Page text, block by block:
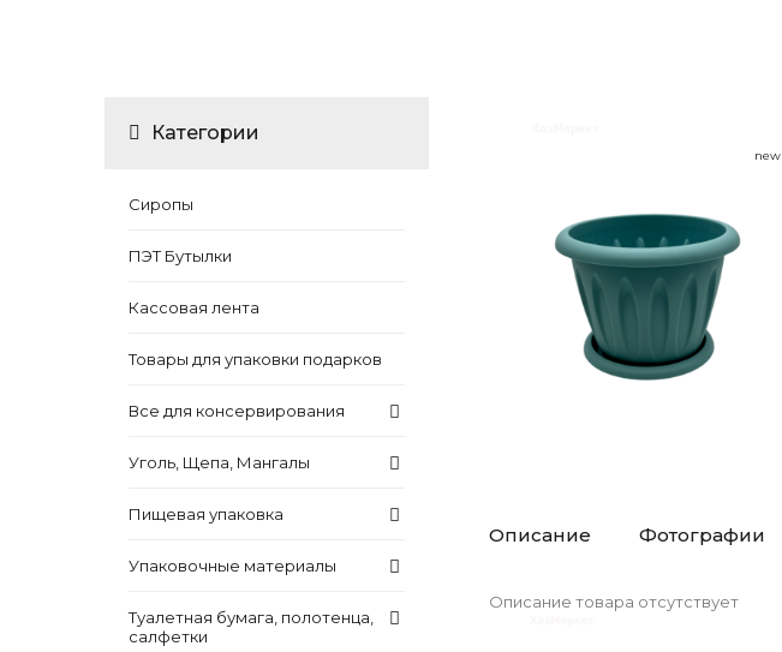
new
Описание Фотографии
Описание товара отсутствует
Категории
Сиропы
ПЭТ Бутылки
Кассовая лента
Товары для упаковки подарков
Все для консервирования
Уголь, Щепа, Мангалы
Пищевая упаковка
Упаковочные материалы
Туалетная бумага, полотенца,
салфетки